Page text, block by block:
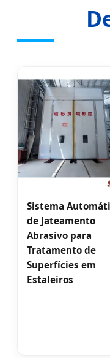
Sistema
de Jateamento
Abrasivo para
Tratamento de
Superfícies em
Estaleiros